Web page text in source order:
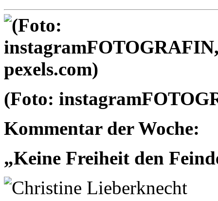
(Foto:
Kommentar der Woche:
„Keine Freiheit den